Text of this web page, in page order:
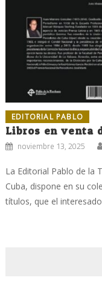
EDITORIAL PABLO
Libros en venta
noviembre 13, 2025
La Editorial Pablo de la
Cuba, dispone en su
títulos, que el